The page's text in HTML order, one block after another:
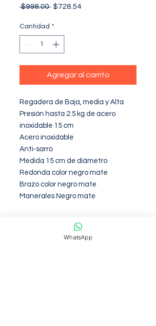
$998.00 Precio
$728.54Precio
Cantidad *
Agregar al carrito
Regadera de Baja, media y Alta
Presión hasta 2.5 kg de acero
inoxidable 15 cm
Acero inoxidable
Anti-sarro
Medida 15 cm de diámetro
Redonda color negro mate
Brazo color negro mate
Manerales Negro mate
Garantia de 12 Meses contra
defectos de fabirca
WhatsApp